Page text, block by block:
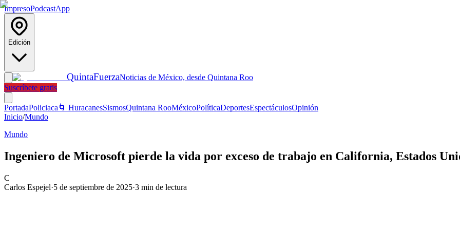
ImpresoPodcastApp
Edición
QuintaFuerzaNoticias de México, desde Quintana Roo
Suscríbete gratis
PortadaPoliciaca 🌀 HuracanesSismosQuintana RooMéxicoPolíticaDeportesEspectáculosOpinión
Inicio/Mundo
Mundo
Ingeniero de Microsoft pierde la vida por exceso de trabajo en California, Estados
C
Carlos Espejel·5 de septiembre de 2025·3 min de lectura